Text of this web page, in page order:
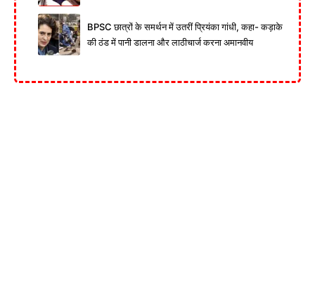
BPSC छात्रों के समर्थन में उतरीं प्रियंका गांधी, कहा- कड़ाके
की ठंड में पानी डालना और लाठीचार्ज करना अमानवीय